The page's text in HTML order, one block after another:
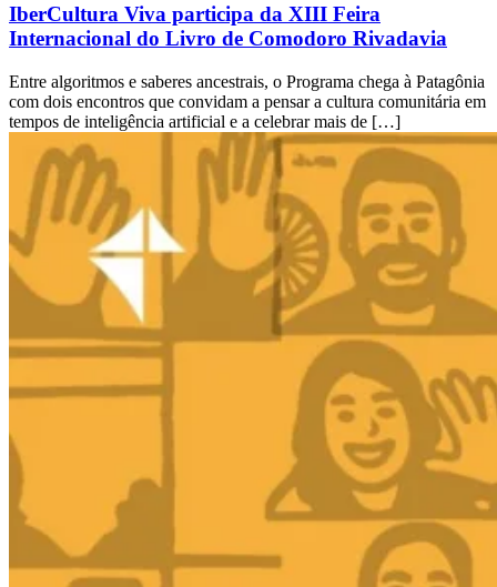
IberCultura Viva participa da XIII Feira
Internacional do Livro de Comodoro Rivadavia
Entre algoritmos e saberes ancestrais, o Programa chega à Patagônia
com dois encontros que convidam a pensar a cultura comunitária em
tempos de inteligência artificial e a celebrar mais de […]